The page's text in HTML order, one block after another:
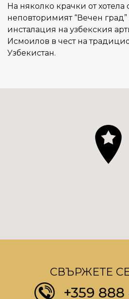
На няколко крачки от хотела
неповторимият “Вечен град”
инсталация на узбекския
Исмоилов в чест на
Узбекистан.
СВЪРЖЕТЕ
+359